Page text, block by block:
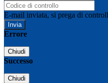
E-mail inviata, si prega di
Errore
Chiudi
Successo
Chiudi